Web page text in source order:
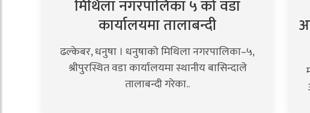
मिथिला नगरपालिका ५ को वडा
कार्यालयमा तालाबन्दी
ढल्केबर, धनुषा । धनुषाको मिथिला नगरपालिका–५,
श्रीपुरस्थित वडा कार्यालयमा स्थानीय बासिन्दाले
तालाबन्दी गरेका..